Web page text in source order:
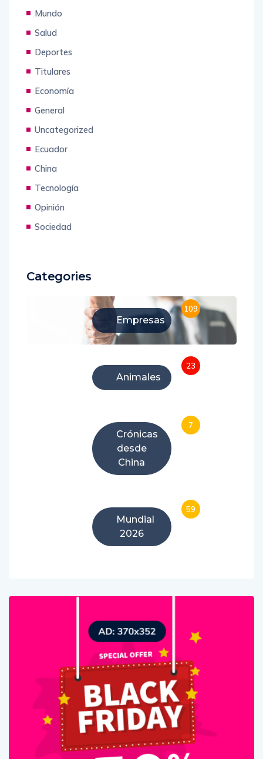
Mundo
Salud
Deportes
Titulares
Economía
General
Uncategorized
Ecuador
China
Tecnología
Opinión
Sociedad
Categories
Empresas
109
Animales
23
Crónicas
desde
China
7
Mundial
2026
59